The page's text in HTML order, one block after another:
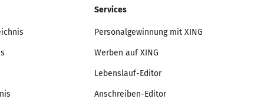
Services
Personalgewinnung mit XING
Werben auf XING
Lebenslauf-Editor
Anschreiben-Editor